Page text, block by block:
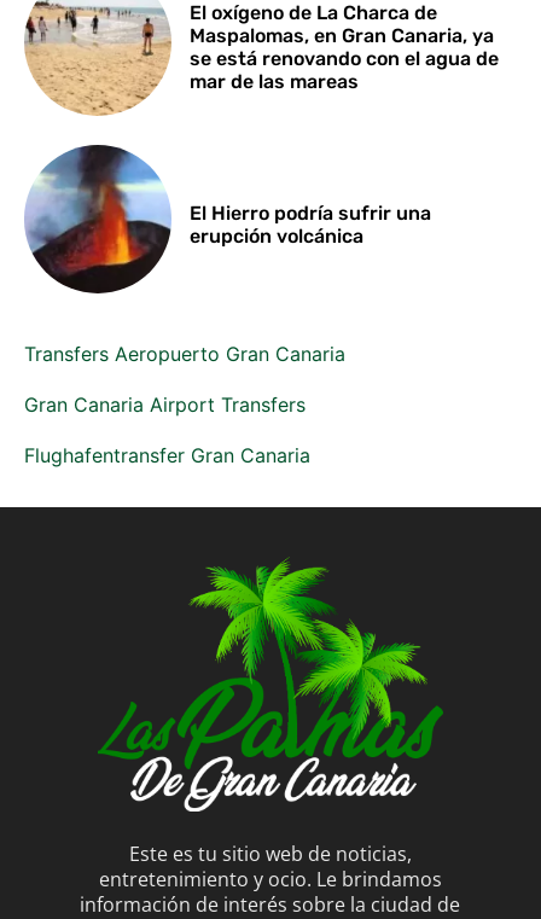
El oxígeno de La Charca de
Maspalomas, en Gran Canaria, ya
se está renovando con el agua de
mar de las mareas
El Hierro podría sufrir una
erupción volcánica
Transfers Aeropuerto Gran Canaria
Gran Canaria Airport Transfers
Flughafentransfer Gran Canaria
Este es tu sitio web de noticias,
entretenimiento y ocio. Le brindamos
información de interés sobre la ciudad de